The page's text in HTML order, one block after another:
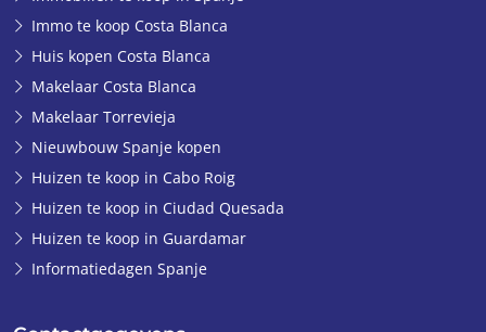
Immo te koop Costa Blanca
Huis kopen Costa Blanca
Makelaar Costa Blanca
Makelaar Torrevieja
Nieuwbouw Spanje kopen
Huizen te koop in Cabo Roig
Huizen te koop in Ciudad Quesada
Huizen te koop in Guardamar
Informatiedagen Spanje